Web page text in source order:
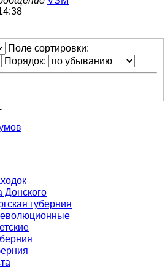
Поле сортировки:
Порядок:
губерния